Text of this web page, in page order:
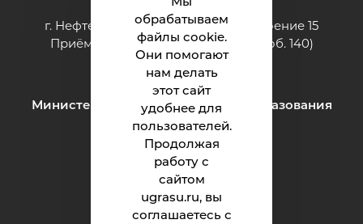
обрабатываем
файлы cookie.
Они помогают
нам делать
этот сайт
удобнее для
пользователей.
Продолжая
работу с
сайтом
ugrasu.ru, вы
соглашаетесь с
г. Нефтеюганск, ул. Строителей, строение 15
Приёмная: тел.: 8 (3463) 200-994 (доб. 140)
e-mail: ii@ugrasu.ru
Министерство науки и высшего образования
Российской Федерации
Институт
Абитуриенту